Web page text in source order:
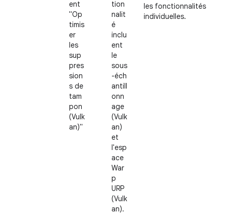
ent
"Op
timis
er
les
sup
pres
sion
s de
tam
pon
(Vulk
an)"
tion
nalit
é
inclu
ent
le
sous
-éch
antill
onn
age
(Vulk
an)
et
l'esp
ace
War
p
URP
(Vulk
an).
les fonctionnalités
individuelles.